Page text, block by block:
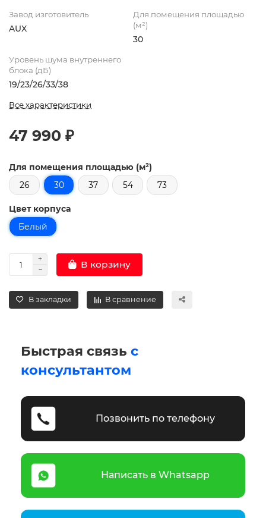
Завод изготовитель
AUX
Для помещения площадью
(м²)
30
Уровень шума внутреннего
блока (дБ)
19/23/26/33/38
Все характеристики
47 990 ₽
Для помещения площадью (м²)
26
30 37 54 73
Цвет корпуса
Белый
В корзину
В закладки В сравнение
Быстрая связь с
консультантом
Позвонить по телефону
Написать в Whatsapp